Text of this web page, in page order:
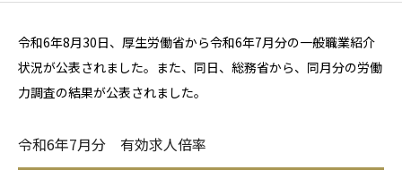
令和6年8月30日、厚生労働省から令和6年7月分の一般職業紹介
状況が公表されました。 また、同日、総務省から、同月分の労働
力調査の結果が公表されました。
令和6年7月分 有効求人倍率